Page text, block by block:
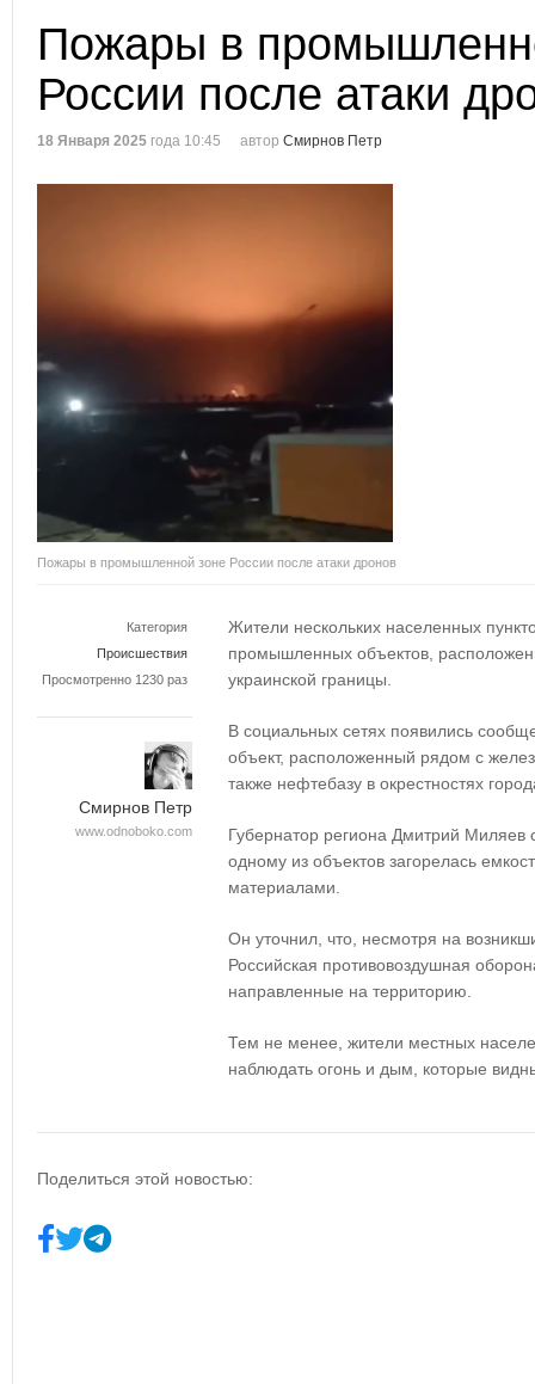
Пожары в
России после атаки
18 Января 2025 года 10:45 автор Смирнов Петр
Пожары в промышленной зоне России после атаки дронов
Категория
Происшествия
Просмотренно 1230 раз
Смирнов Петр
www.odnoboko.com
Жители нескольких населенных
промышленных объектов,
украинской границы.
В социальных сетях появились
объект, расположенный рядом с
также нефтебазу в окрестностях
Губернатор региона Дмитрий Миляев
одному из объектов загорелась
материалами.
Он уточнил, что, несмотря на
Российская противовоздушная
направленные на территорию.
Тем не менее, жители местных
наблюдать огонь и дым, которые
Поделиться этой новостью: